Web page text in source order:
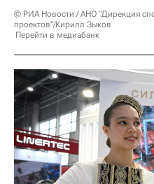
© РИА Новости / АНО "Дирекция
проектов"/Кирилл Зыков
Перейти в медиабанк